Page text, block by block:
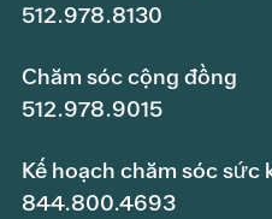
512.978.8130
Chăm sóc cộng đồng
512.978.9015
Kế hoạch chăm sóc sức
844.800.4693